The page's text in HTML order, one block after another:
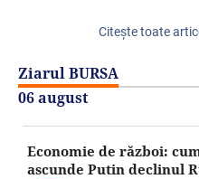
Citeşte toate
Ziarul BURSA
06 august
Economie de război:
ascunde Putin declinul